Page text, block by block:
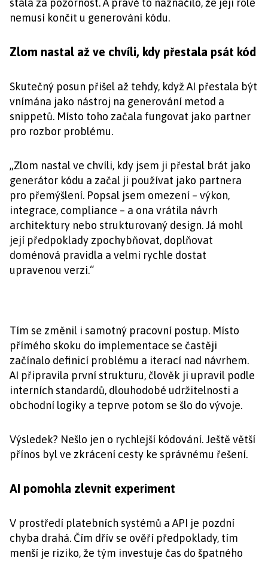
stála za pozornost. A právě to naznačilo, že její role
nemusí končit u generování kódu.
Zlom nastal až ve chvíli, kdy přestala psát kód
Skutečný posun přišel až tehdy, když AI přestala být
vnímána jako nástroj na generování metod a
snippetů. Místo toho začala fungovat jako partner
pro rozbor problému.
„Zlom nastal ve chvíli, kdy jsem ji přestal brát jako
generátor kódu a začal ji používat jako partnera
pro přemýšlení. Popsal jsem omezení – výkon,
integrace, compliance – a ona vrátila návrh
architektury nebo strukturovaný design. Já mohl
její předpoklady zpochybňovat, doplňovat
doménová pravidla a velmi rychle dostat
upravenou verzi.“
Tím se změnil i samotný pracovní postup. Místo
přímého skoku do implementace se častěji
začínalo definicí problému a iterací nad návrhem.
AI připravila první strukturu, člověk ji upravil podle
interních standardů, dlouhodobé udržitelnosti a
obchodní logiky a teprve potom se šlo do vývoje.
Výsledek? Nešlo jen o rychlejší kódování. Ještě větší
přínos byl ve zkrácení cesty ke správnému řešení.
AI pomohla zlevnit experiment
V prostředí platebních systémů a API je pozdní
chyba drahá. Čím dřív se ověří předpoklady, tím
menší je riziko, že tým investuje čas do špatného